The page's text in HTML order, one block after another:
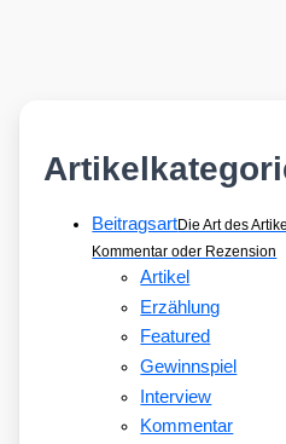
BeitragsartDie Art des
Kommentar oder Rezension
Artikel
Erzählung
Featured
Gewinnspiel
Interview
Kommentar